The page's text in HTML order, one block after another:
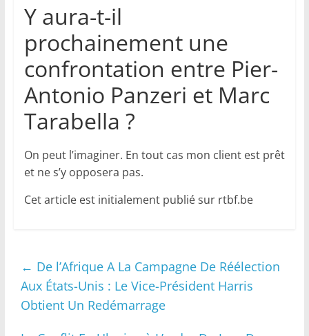
Y aura-t-il
prochainement une
confrontation entre Pier-
Antonio Panzeri et Marc
Tarabella ?
On peut l’imaginer. En tout cas mon client est prêt
et ne s’y opposera pas.
Cet article est initialement publié sur rtbf.be
← De l’Afrique A La Campagne De Réélection
Aux États-Unis : Le Vice-Président Harris
Obtient Un Redémarrage